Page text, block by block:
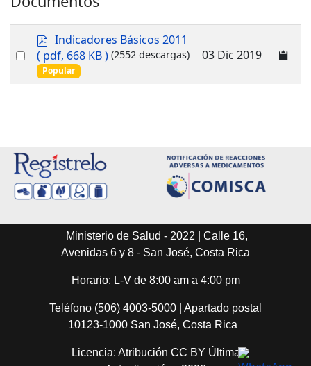
Select
p
d
f
Indicadores Básicos 2011
( pdf, 668 KB ) (2552 descargas)
Popular
03 Dic 2019
Ministerio de Salud - 2022 | Calle 16,
Avenidas 6 y 8 - San José, Costa Rica
Horario: L-V de 8:00 am a 4:00 pm
Teléfono (506) 4003-5000 | Apartado postal
10123-1000 San José, Costa Rica
Licencia: Atribución CC BY Última